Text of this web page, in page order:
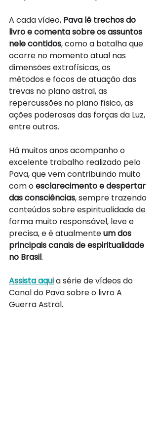
A cada vídeo, Pava lê trechos do
livro e comenta sobre os assuntos
nele contidos, como a batalha que
ocorre no momento atual nas
dimensões extrafísicas, os
métodos e focos de atuação das
trevas no plano astral, as
repercussões no plano físico, as
ações poderosas das forças da Luz,
entre outros.
Há muitos anos acompanho o
excelente trabalho realizado pelo
Pava, que vem contribuindo muito
com o esclarecimento e despertar
das consciências, sempre trazendo
conteúdos sobre espiritualidade de
forma muito responsável, leve e
precisa, e é atualmente um dos
principais canais de espiritualidade
no Brasil.
Assista aqui a série de vídeos do
Canal do Pava sobre o livro A
Guerra Astral.